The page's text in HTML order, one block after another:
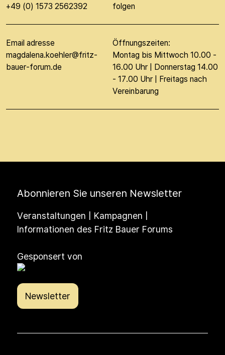
+49 (0) 1573 2562392 folgen
Email adresse
magdalena.koehler@fritz-
bauer-forum.de
Öffnungszeiten:
Montag bis Mittwoch 10.00 -
16.00 Uhr | Donnerstag 14.00
- 17.00 Uhr | Freitags nach
Vereinbarung
Abonnieren Sie unseren Newsletter
Veranstaltungen | Kampagnen |
Informationen des Fritz Bauer Forums
Gesponsert von
Newsletter